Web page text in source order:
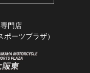
門店
ーツプラザ）